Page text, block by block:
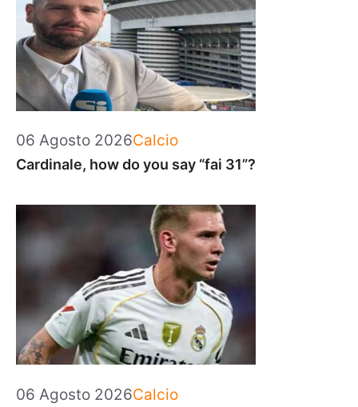
06 Agosto 2026Categorie
Calcio
Cardinale, how do you say “fai 31”?
06 Agosto 2026Categorie
Calcio